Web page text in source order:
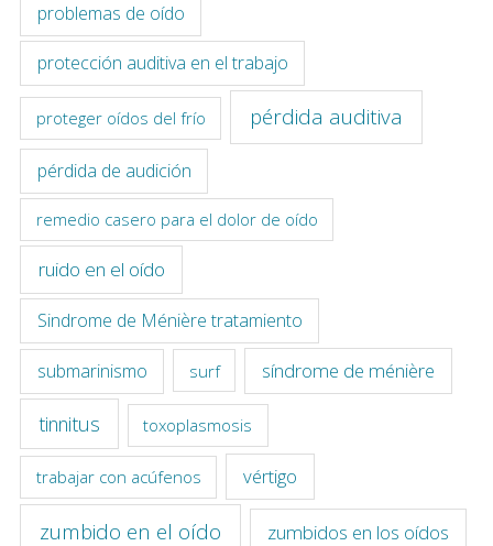
problemas de oído
protección auditiva en el trabajo
proteger oídos del frío pérdida auditiva
pérdida de audición
remedio casero para el dolor de oído
ruido en el oído
Sindrome de Ménière tratamiento
submarinismo surf síndrome de ménière
tinnitus toxoplasmosis
trabajar con acúfenos vértigo
zumbido en el oído zumbidos en los oídos